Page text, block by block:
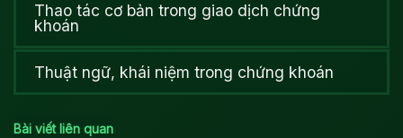
Thao tác cơ bản trong giao dịch chứng
khoán
Thuật ngữ, khái niệm trong chứng khoán
Bài viết liên quan